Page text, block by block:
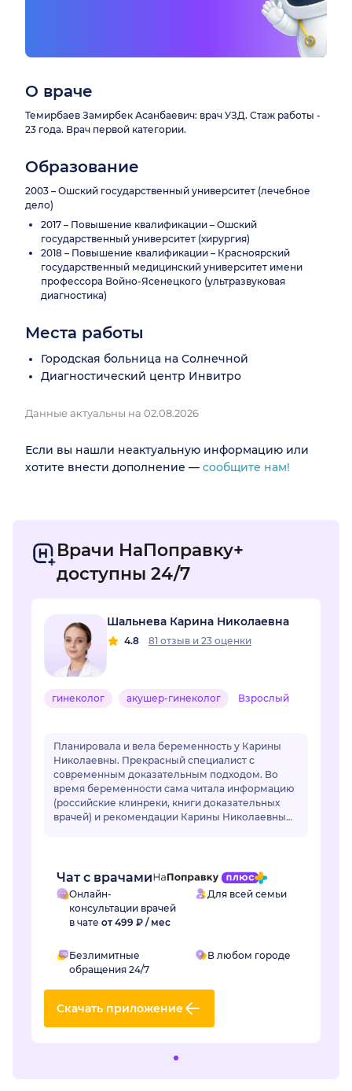
О враче
Темирбаев Замирбек Асанбаевич: врач УЗД. Стаж работы -
23 года. Врач первой категории.
Образование
2003 – Ошский государственный университет (лечебное
дело)
2017 – Повышение квалификации – Ошский
государственный университет (хирургия)
2018 – Повышение квалификации – Красноярский
государственный медицинский университет имени
профессора Войно-Ясенецкого (ультразвуковая
диагностика)
Места работы
Городская больница на Солнечной
Диагностический центр Инвитро
Данные актуальны на 02.08.2026
Если вы нашли неактуальную информацию или
хотите внести дополнение — сообщите нам!
Врачи НаПоправку+
доступны 24/7
Шальнева Карина Николаевна
4.8 81 отзыв и 23 оценки
гинеколог акушер-гинеколог Взрослый
Планировала и вела беременность у Карины
Николаевны. Прекрасный специалист с
современным доказательным подходом. Во
время беременности сама читала информацию
(российские клинреки, книги доказательных
врачей) и рекомендации Карины Николаевны
Чат с врачами
Онлайн-
консультации врачей
в чате от 499 ₽ / мес
Для всей семьи
Безлимитные
обращения 24/7
В любом городе
Скачать приложение